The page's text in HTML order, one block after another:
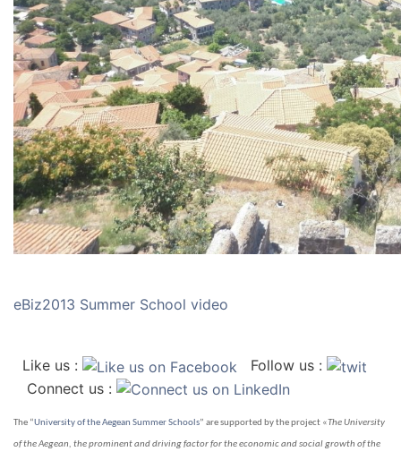
eBiz2013 Summer School video
Like us :
Follow us :
Connect us :
The “University of the Aegean Summer Schools” are supported by the project «The University
of the Aegean, the prominent and driving factor for the economic and social growth of the